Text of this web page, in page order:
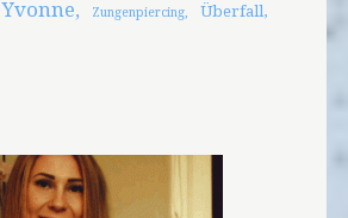
Yvonne Zungenpiercing Überfall